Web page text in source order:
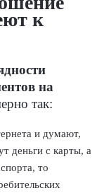
к
на
так:
и думают,
деньги с карты, а
то